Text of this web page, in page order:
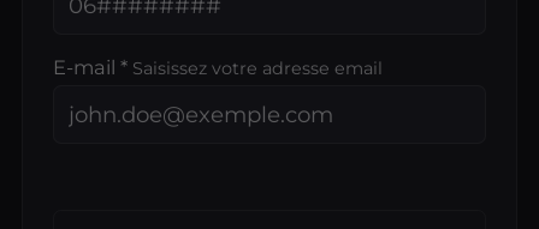
E-mail * Saisissez votre adresse email